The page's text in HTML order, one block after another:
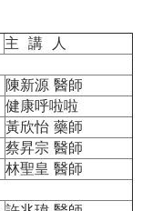
主 講 人
陳新源 醫師
健康呼啦啦
黃欣怡 藥師
蔡昇宗 醫師
林聖皇 醫師